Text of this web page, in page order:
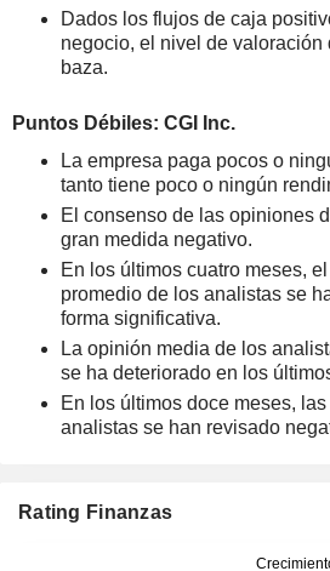
Dados los flujos de caja
negocio, el nivel de valoración
baza.
Puntos Débiles: CGI Inc.
La empresa paga pocos o
tanto tiene poco o ningún
El consenso de las opiniones
gran medida negativo.
En los últimos cuatro meses,
promedio de los analistas se
forma significativa.
La opinión media de los
se ha deteriorado en los
En los últimos doce meses,
analistas se han revisado
Rating Finanzas